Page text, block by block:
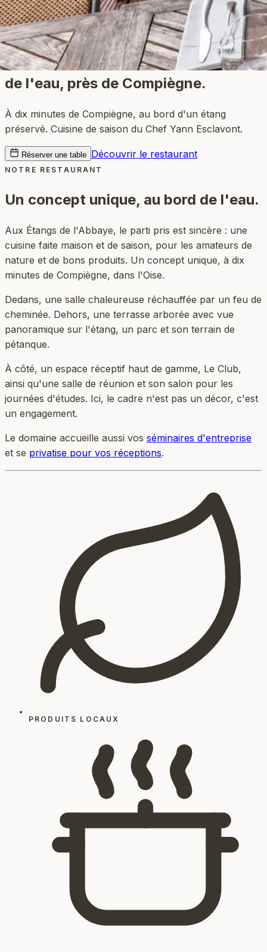
Restaurant bistronomique
au bord
de l'eau, près de Compiègne.
À dix minutes de Compiègne, au bord d'un étang
préservé. Cuisine de saison du Chef Yann Esclavont.
Réserver une table Découvrir le restaurant
NOTRE RESTAURANT
Un concept unique, au bord de l'eau.
Aux Étangs de l'Abbaye, le parti pris est sincère : une
cuisine faite maison et de saison, pour les amateurs de
nature et de bons produits. Un concept unique, à dix
minutes de Compiègne, dans l'Oise.
Dedans, une salle chaleureuse réchauffée par un feu de
cheminée. Dehors, une terrasse arborée avec vue
panoramique sur l'étang, un parc et son terrain de
pétanque.
À côté, un espace réceptif haut de gamme, Le Club,
ainsi qu'une salle de réunion et son salon pour les
journées d'études. Ici, le cadre n'est pas un décor, c'est
un engagement.
Le domaine accueille aussi vos séminaires d'entreprise
et se privatise pour vos réceptions.
PRODUITS LOCAUX